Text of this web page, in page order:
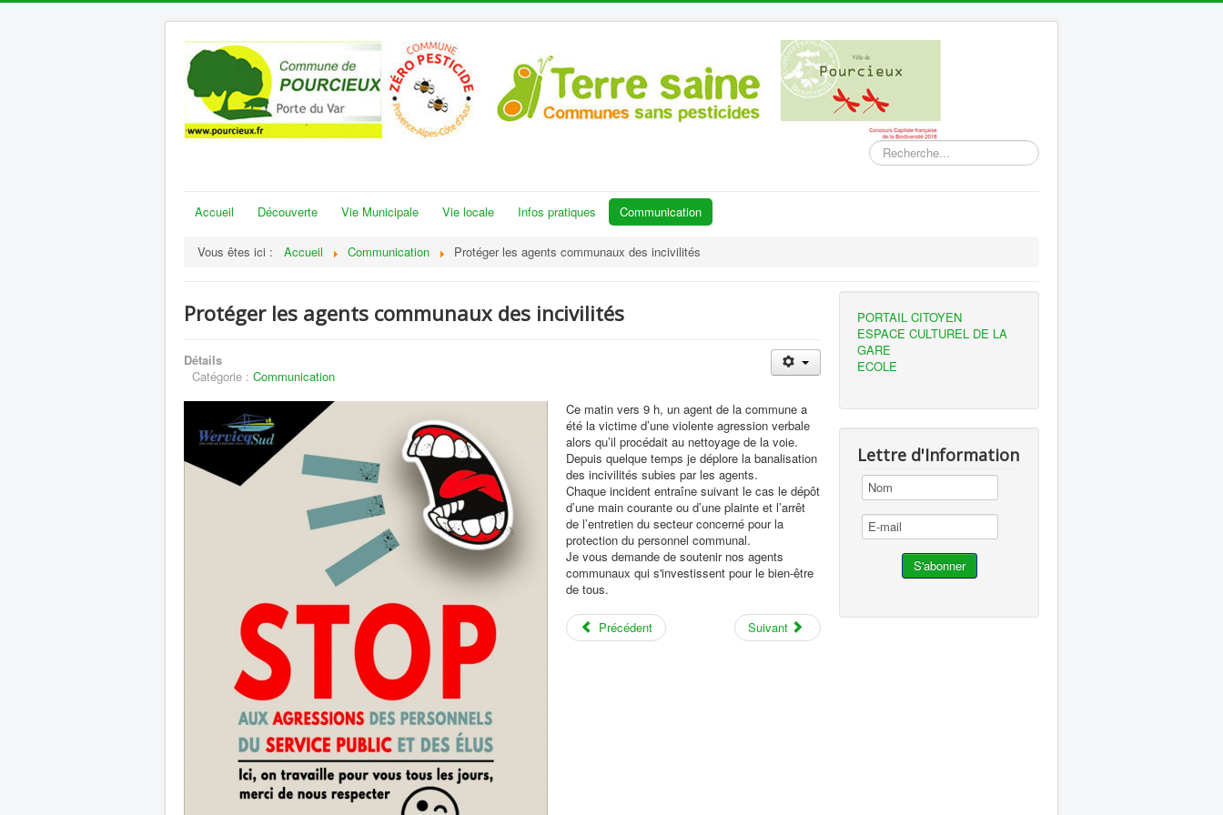
Rechercher
Accueil Découverte Vie Municipale Vie locale Infos pratiques Communication
Vous êtes ici : Accueil Communication Protéger les agents communaux des incivilités
Protéger les agents communaux des incivilités
Détails
Catégorie : Communication
Ce matin vers 9 h, un agent de la commune a
été la victime d’une violente agression verbale
alors qu’il procédait au nettoyage de la voie.
Depuis quelque temps je déplore la banalisation
des incivilités subies par les agents.
Chaque incident entraîne suivant le cas le dépôt
d’une main courante ou d’une plainte et l’arrêt
de l’entretien du secteur concerné pour la
protection du personnel communal.
Je vous demande de soutenir nos agents
communaux qui s'investissent pour le bien-être
de tous.
Précédent Suivant
PORTAIL CITOYEN
ESPACE CULTUREL DE LA
GARE
ECOLE
Lettre d'Information